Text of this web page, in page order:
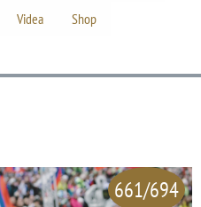
Videa
Shop
661/694